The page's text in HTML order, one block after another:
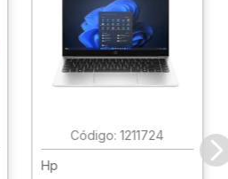
:1211724
Hp